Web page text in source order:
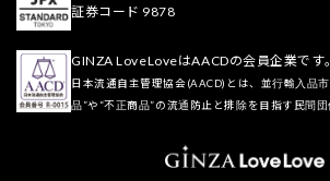
証券コード 9878
GINZA LoveLoveはAACDの会員企業です。
日本流通自主管理協会(AACD)とは、並行輸入品
品”や“不正商品”の流通防止と排除を目指す民間団